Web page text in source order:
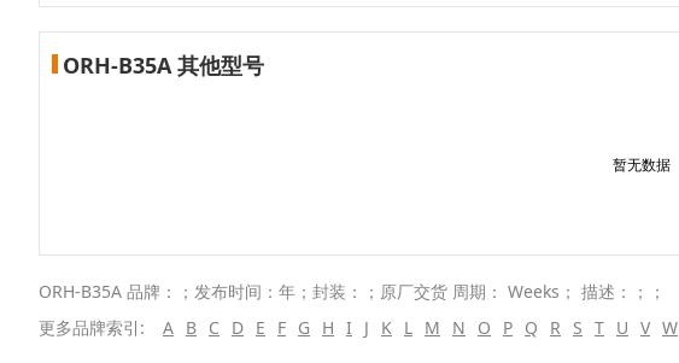
ORH-B35A 其他型号
暂无数据
ORH-B35A 品牌：；发布时间：年；封装：；原厂交货 周期： Weeks； 描述：；；
更多品牌索引:
A B C D E F G H I J K L M N O P Q R S T U V W